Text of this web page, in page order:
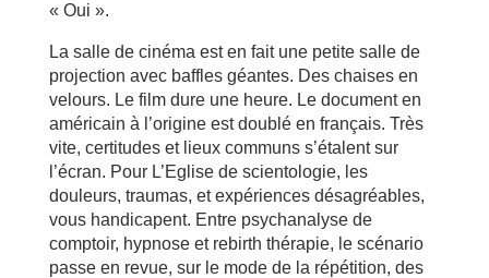
« Oui ».
La salle de cinéma est en fait une petite salle de
projection avec baffles géantes. Des chaises en
velours. Le film dure une heure. Le document en
américain à l’origine est doublé en français. Très
vite, certitudes et lieux communs s’étalent sur
l’écran. Pour L’Eglise de scientologie, les
douleurs, traumas, et expériences désagréables,
vous handicapent. Entre psychanalyse de
comptoir, hypnose et rebirth thérapie, le scénario
passe en revue, sur le mode de la répétition, des